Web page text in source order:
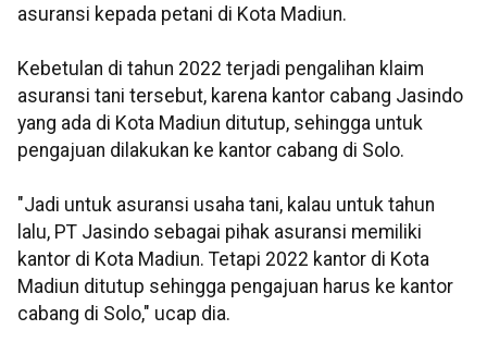
asuransi kepada petani di Kota Madiun.
Kebetulan di tahun 2022 terjadi pengalihan klaim
asuransi tani tersebut, karena kantor cabang Jasindo
yang ada di Kota Madiun ditutup, sehingga untuk
pengajuan dilakukan ke kantor cabang di Solo.
"Jadi untuk asuransi usaha tani, kalau untuk tahun
lalu, PT Jasindo sebagai pihak asuransi memiliki
kantor di Kota Madiun. Tetapi 2022 kantor di Kota
Madiun ditutup sehingga pengajuan harus ke kantor
cabang di Solo," ucap dia.